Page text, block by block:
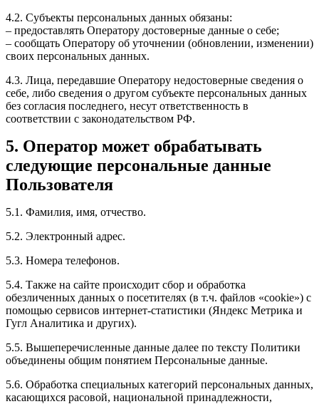
4.2. Субъекты персональных данных обязаны:
– предоставлять Оператору достоверные данные о себе;
– сообщать Оператору об уточнении (обновлении, изменении)
своих персональных данных.
4.3. Лица, передавшие Оператору недостоверные сведения о
себе, либо сведения о другом субъекте персональных данных
без согласия последнего, несут ответственность в
соответствии с законодательством РФ.
5. Оператор может обрабатывать
следующие персональные данные
Пользователя
5.1. Фамилия, имя, отчество.
5.2. Электронный адрес.
5.3. Номера телефонов.
5.4. Также на сайте происходит сбор и обработка
обезличенных данных о посетителях (в т.ч. файлов «cookie») с
помощью сервисов интернет-статистики (Яндекс Метрика и
Гугл Аналитика и других).
5.5. Вышеперечисленные данные далее по тексту Политики
объединены общим понятием Персональные данные.
5.6. Обработка специальных категорий персональных данных,
касающихся расовой, национальной принадлежности,